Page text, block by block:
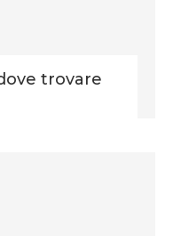
trovare